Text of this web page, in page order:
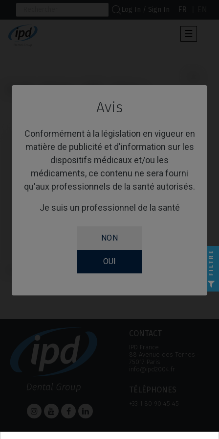
Avis
Conformément à la législation en vigueur en
matière de publicité et d'information sur les
dispositifs médicaux et/ou les
médicaments, ce contenu ne sera fourni
qu'aux professionnels de la santé autorisés.
Je suis un professionnel de la santé
NON
OUI
Log In / Sign In FR
Toggle
☰
Accueil
Vis
CONTACT
IPD France
88 Avenue des Ternes ‑
75017 Paris
info@ipd2004.fr
TÉLÉPHONES
+33 1 80 90 45 45
FILTRE